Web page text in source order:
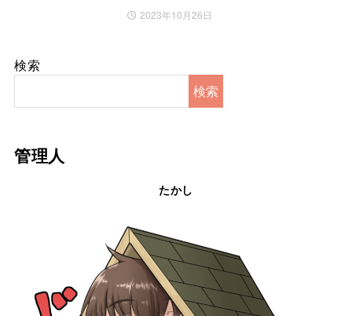
2023年10月26日
検索
検索
管理人
たかし